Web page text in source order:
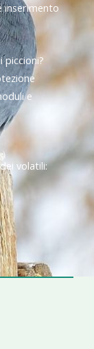
inserimento
e
volatili: